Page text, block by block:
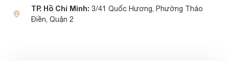
TP. Hồ Chí Minh: 3/41 Quốc Hương, Phường Thảo
Điền, Quận 2